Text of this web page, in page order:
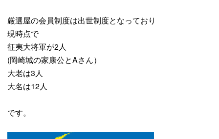
厳選屋の会員制度は出世制度となっており
現時点で
征夷大将軍が2人
(岡崎城の家康公とAさん）
大老は3人
大名は12人
です。